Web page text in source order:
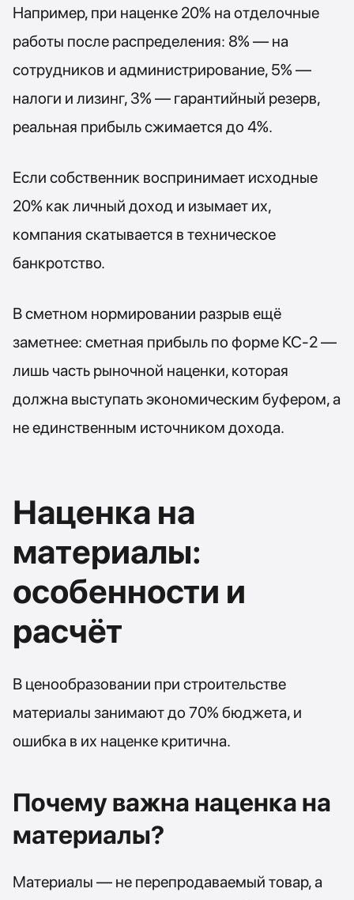
Например, при наценке 20% на отделочные
работы после распределения: 8% — на
сотрудников и администрирование, 5% —
налоги и лизинг, 3% — гарантийный резерв,
реальная прибыль сжимается до 4%.
Если собственник воспринимает исходные
20% как личный доход и изымает их,
компания скатывается в техническое
банкротство.
В сметном нормировании разрыв ещё
заметнее: сметная прибыль по форме КС-2 —
лишь часть рыночной наценки, которая
должна выступать экономическим буфером, а
не единственным источником дохода.
Наценка на
материалы:
особенности и
расчёт
В ценообразовании при строительстве
материалы занимают до 70% бюджета, и
ошибка в их наценке критична.
Почему важна наценка на
материалы?
Материалы — не перепродаваемый товар, а